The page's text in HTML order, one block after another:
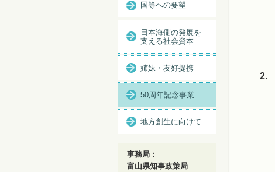
国等への要望
日本海側の発展を
支える社会資本
姉妹・友好提携
50周年記念事業
地方創生に向けて
事務局：
富山県知事政策局